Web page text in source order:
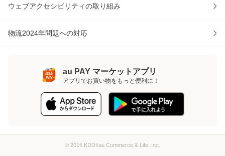
ウェブアクセシビリティの取り組み
物流2024年問題への対応
au PAY マーケットアプリ
アプリでお買い物をもっと便利に！
© 2016 KDDI/au Commerce & Life, Inc.